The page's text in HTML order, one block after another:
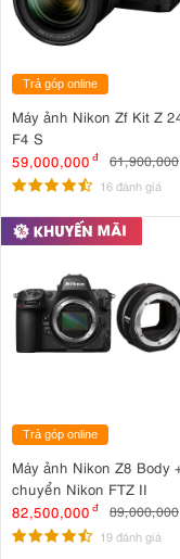
Trả góp online
Máy ảnh Nikon Zf Kit Z
F4 S
59,000,000 đ 61,900,000
16 đánh giá
Trả góp online
Máy ảnh Nikon Z8 Body
chuyển Nikon FTZ II
82,500,000 đ 89,000,000
19 đánh giá